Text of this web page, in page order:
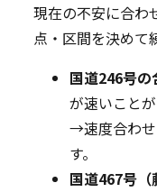
現在の不安に合わ
点・区間を決めて
国道246号の
が速いこと
→速度合わせ
す。
国道467号